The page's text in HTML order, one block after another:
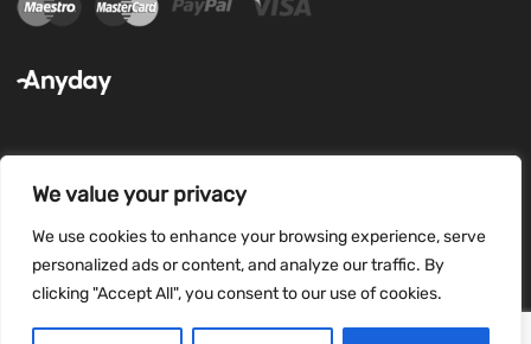
We value your privacy
We use cookies to enhance your browsing experience, serve
personalized ads or content, and analyze our traffic. By
clicking "Accept All", you consent to our use of cookies.
FØLG OS: